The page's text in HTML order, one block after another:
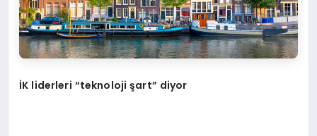
İK liderleri “teknolojişart” diyor